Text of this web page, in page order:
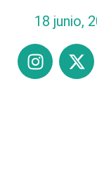
18 junio,